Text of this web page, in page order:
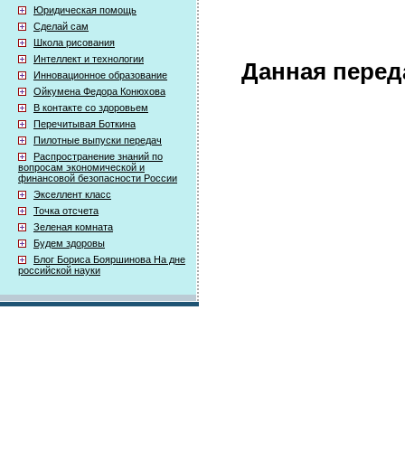
Юридическая помощь
Сделай сам
Школа рисования
Интеллект и технологии
Инновационное образование
Ойкумена Федора Конюхова
В контакте со здоровьем
Перечитывая Боткина
Пилотные выпуски передач
Распространение знаний по
вопросам экономической и
финансовой безопасности России
Экселлент класс
Точка отсчета
Зеленая комната
Будем здоровы
Блог Бориса Бояршинова На дне
российской науки
Данная